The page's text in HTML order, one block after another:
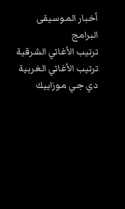
أخبار الموسيقى
البرامج
ترتيب الأغاني الشرقية
ترتيب الأغاني الغربية
دي جي موزاييك